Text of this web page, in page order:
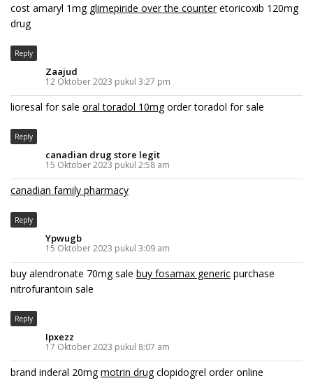
cost amaryl 1mg glimepiride over the counteretoricoxib 120mg
drug
Reply
Zaajud
12 Oktober 2023 pukul 3:27 pm
lioresal for sale oral toradol 10mgorder toradol for sale
Reply
canadian drug store legit
15 Oktober 2023 pukul 2:58 am
canadian family pharmacy
Reply
Ypwugb
15 Oktober 2023 pukul 3:09 am
buy alendronate 70mg sale buy fosamax generic purchase
nitrofurantoin sale
Reply
Ipxezz
17 Oktober 2023 pukul 8:07 am
brand inderal 20mgmotrin drugclopidogrel order online